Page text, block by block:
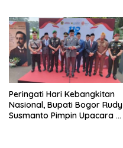
Peringati Hari Kebangkitan
Nasional, Bupati Bogor Rudy
Susmanto Pimpin Upacara di